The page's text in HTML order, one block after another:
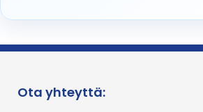
Ota yhteyttä: